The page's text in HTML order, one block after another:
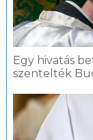
Egy hivatás
szentelték